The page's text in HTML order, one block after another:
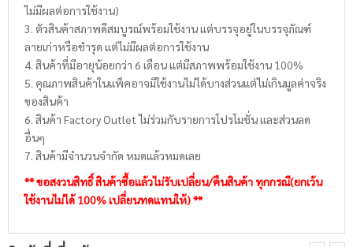
ไม่มีผลต่อการใช้งาน)
3. ตัวสินค้าสภาพดีสมบูรณ์พร้อมใช้งาน แต่บรรจุอยู่ในบรรจุภัณฑ์
ลายเก่าหรือชำรุด แต่ไม่มีผลต่อการใช้งาน
4. สินค้าที่มีอายุน้อยกว่า 6 เดือน แต่มีสภาพพร้อมใช้งาน 100%
5. คุณภาพสินค้าในแพ็คอาจมีใช้งานไม่ได้บางส่วนแต่ไม่เกินมูลค่าจริง
ของสินค้า
6. สินค้า Factory Outlet ไม่ร่วมกับรายการโปรโมชั่น และส่วนลด
อื่นๆ
7. สินค้ามีจำนวนจำกัด หมดแล้วหมดเลย
** ขอสงวนสิทธิ์ สินค้าซื้อแล้วไม่รับเปลี่ยน/คืนสินค้า ทุกกรณี(ยกเว้น
ใช้งานไม่ได้ 100% เปลี่ยนทดแทนให้) **